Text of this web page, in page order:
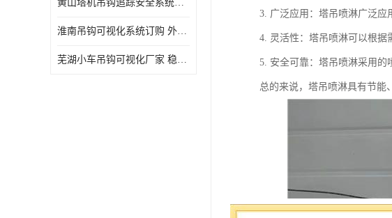
黄山塔机吊钩追踪安全系统价格 可远程查看 减少盲吊引发的事故
淮南吊钩可视化系统订购 外观简洁大方 体积小 占用空间小
芜湖小车吊钩可视化厂家 稳定性高 可视吊装 降低盲吊风险
3. 广泛应用：塔吊喷淋广泛应
4. 灵活性：塔吊喷淋可以根据
5. 安全可靠：塔吊喷淋采用的
总的来说，塔吊喷淋具有节能